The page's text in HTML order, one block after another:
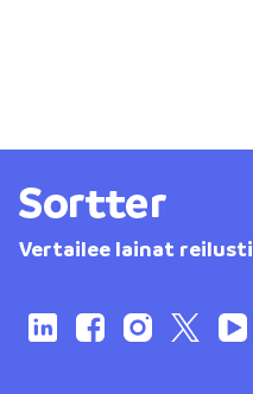
Vertailee lainat reilusti